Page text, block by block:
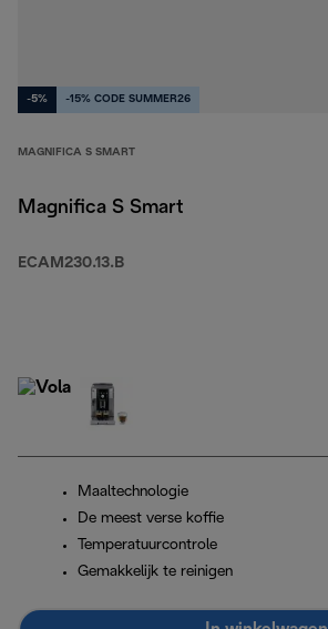
-5% -15% CODE SUMMER26
MAGNIFICA S SMART
Magnifica S Smart
ECAM230.13.B
Maaltechnologie
De meest verse koffie
Temperatuurcontrole
Gemakkelijk te reinigen